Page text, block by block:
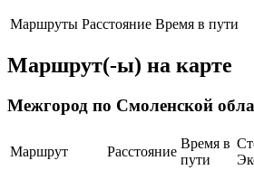
Маршруты Расстояние Время в пути
Маршрут(-ы) на карте
Межгород по Смоленской
Маршрут Расстояние
Время в
пути